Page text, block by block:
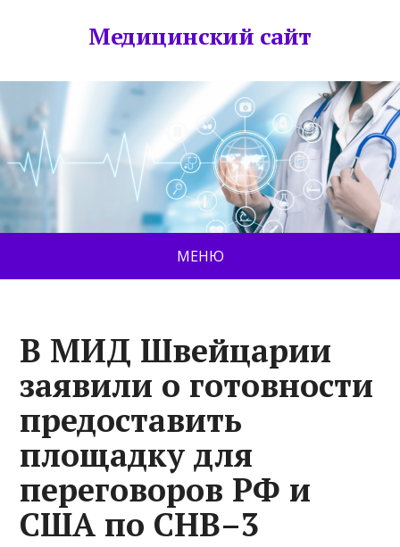
Медицинский сайт
МЕНЮ
В МИД Швейцарии
заявили о готовности
предоставить
площадку для
переговоров РФ и
США по СНВ–3